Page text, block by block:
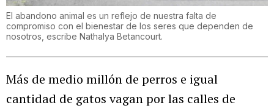
El abandono animal es un reflejo de nuestra falta de
compromiso con el bienestar de los seres que dependen de
nosotros, escribe Nathalya Betancourt.
Más de medio millón de perros e igual
cantidad de gatos vagan por las calles de